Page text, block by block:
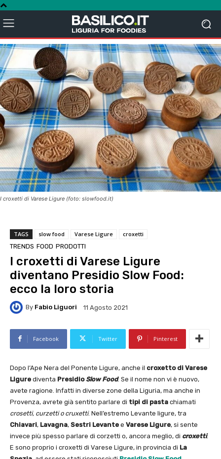
I croxetti di Varese Ligure (foto: slowfood.it)
TAGS slow food Varese Ligure
croxetti
TRENDS FOOD PRODOTTI
I croxetti di Varese Ligure
diventano Presidio Slow Food:
ecco la loro storia
By Fabio Liguori 11 Agosto 2021
Facebook Twitter Pinterest
Dopo l’Ape Nera del Ponente Ligure, anche il croxetto di Varese
Ligure diventa Presidio Slow Food. Se il nome non vi è nuovo,
avete ragione. Infatti in diverse zone della Liguria, ma anche in
Provenza, avrete già sentito parlare di tipi di pasta chiamati
crosetti, curzetti o cruxetti. Nell’estremo Levante ligure, tra
Chiavari, Lavagna, Sestri Levante e Varese Ligure, si sente
invece più spesso parlare di corzetti o, ancora meglio, di croxetti.
E sono proprio i croxetti di Varese Ligure, in provincia di La